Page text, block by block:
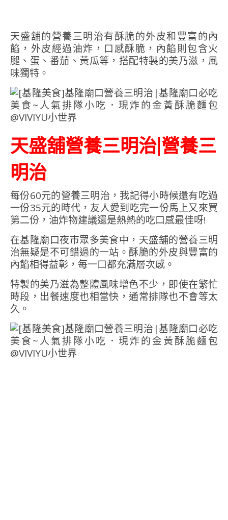
天盛舖的營養三明治有酥脆的外皮和豐富的內
餡，外皮經過油炸，口感酥脆，內餡則包含火
腿、蛋、番茄、黃瓜等，搭配特製的美乃滋，風
味獨特。
天盛舖營養三明治|營養三
明治
每份60元的營養三明治，我記得小時候還有吃過
一份35元的時代，友人愛到吃完一份馬上又來買
第二份，油炸物建議還是熱熱的吃口感最佳呀!
在基隆廟口夜市眾多美食中，天盛舖的營養三明
治無疑是不可錯過的一站。酥脆的外皮與豐富的
內餡相得益彰，每一口都充滿層次感。
特製的美乃滋為整體風味增色不少，即使在繁忙
時段，出餐速度也相當快，通常排隊也不會等太
久。